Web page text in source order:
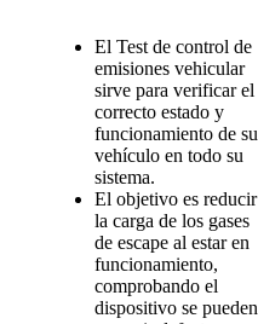
El Test de control de
emisiones vehicular
sirve para verificar el
correcto estado y
funcionamiento de su
vehículo en todo su
sistema.
El objetivo es reducir
la carga de los gases
de escape al estar en
funcionamiento,
comprobando el
dispositivo se pueden